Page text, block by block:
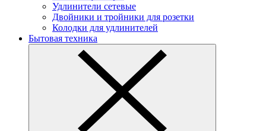
Удлинители сетевые
Двойники и тройники для розетки
Колодки для удлинителей
Бытовая техника